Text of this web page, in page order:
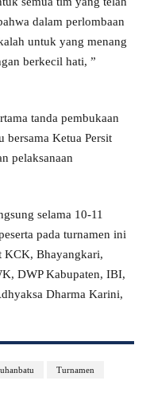
dalam perlombaan
untuk yang menang
berkecil hati, ”
tanda pembukaan
bersama Ketua Persit
pelaksanaan
selama 10-11
pada turnamen ini
KCK, Bhayangkari,
DWP Kabupaten, IBI,
Dharma Karini,
Turnamen